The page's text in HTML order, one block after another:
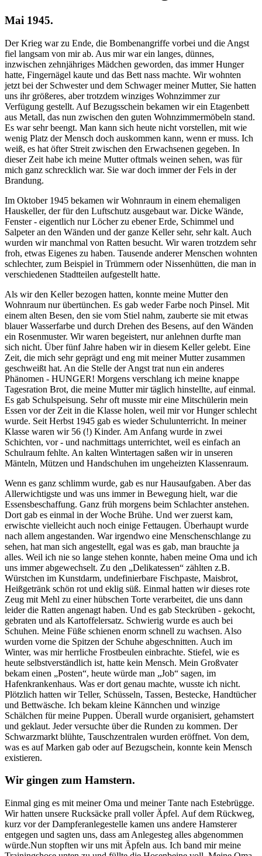
Mai 1945.
Der Krieg war zu Ende, die Bombenangriffe vorbei und die Angst
fiel langsam von mir ab. Aus mir war ein langes, dünnes,
inzwischen zehnjähriges Mädchen geworden, das immer Hunger
hatte, Fingernägel kaute und das Bett nass machte. Wir wohnten
jetzt bei der Schwester und dem Schwager meiner Mutter, Sie hatten
uns ihr größeres, aber trotzdem winziges Wohnzimmer zur
Verfügung gestellt. Auf Bezugsschein bekamen wir ein Etagenbett
aus Metall, das nun zwischen den guten Wohnzimmermöbeln stand.
Es war sehr beengt. Man kann sich heute nicht vorstellen, mit wie
wenig Platz der Mensch doch auskommen kann, wenn er muss. Ich
weiß, es hat öfter Streit zwischen den Erwachsenen gegeben. In
dieser Zeit habe ich meine Mutter oftmals weinen sehen, was für
mich ganz schrecklich war. Sie war doch immer der Fels in der
Brandung.
Im Oktober 1945 bekamen wir Wohnraum in einem ehemaligen
Hauskeller, der für den Luftschutz ausgebaut war. Dicke Wände,
Fenster - eigentlich nur Löcher zu ebener Erde, Schimmel und
Salpeter an den Wänden und der ganze Keller sehr, sehr kalt. Auch
wurden wir manchmal von Ratten besucht. Wir waren trotzdem sehr
froh, etwas Eigenes zu haben. Tausende anderer Menschen wohnten
schlechter, zum Beispiel in Trümmern oder Nissenhütten, die man in
verschiedenen Stadtteilen aufgestellt hatte.
Als wir den Keller bezogen hatten, konnte meine Mutter den
Wohnraum nur übertünchen. Es gab weder Farbe noch Pinsel. Mit
einem alten Besen, den sie vom Stiel nahm, zauberte sie mit etwas
blauer Wasserfarbe und durch Drehen des Besens, auf den Wänden
ein Rosenmuster. Wir waren begeistert, nur anlehnen durfte man
sich nicht. Über fünf Jahre haben wir in diesem Keller gelebt. Eine
Zeit, die mich sehr geprägt und eng mit meiner Mutter zusammen
geschweißt hat. An die Stelle der Angst trat nun ein anderes
Phänomen - HUNGER! Morgens verschlang ich meine knappe
Tagesration Brot, die meine Mutter mir täglich hinstellte, auf einmal.
Es gab Schulspeisung. Sehr oft musste mir eine Mitschülerin mein
Essen vor der Zeit in die Klasse holen, weil mir vor Hunger schlecht
wurde. Seit Herbst 1945 gab es wieder Schulunterricht. In meiner
Klasse waren wir 56 (!) Kinder. Am Anfang wurde in zwei
Schichten, vor - und nachmittags unterrichtet, weil es einfach an
Schulraum fehlte. An kalten Wintertagen saßen wir in unseren
Mänteln, Mützen und Handschuhen im ungeheizten Klassenraum.
Wenn es ganz schlimm wurde, gab es nur Hausaufgaben. Aber das
Allerwichtigste und was uns immer in Bewegung hielt, war die
Essensbeschaffung. Ganz früh morgens beim Schlachter anstehen.
Dort gab es einmal in der Woche Brühe. Und wer zuerst kam,
erwischte vielleicht auch noch einige Fettaugen. Überhaupt wurde
nach allem angestanden. War irgendwo eine Menschenschlange zu
sehen, hat man sich angestellt, egal was es gab, man brauchte ja
alles. Weil ich nie so lange stehen konnte, haben meine Oma und ich
uns immer abgewechselt. Zu den
Delikatessen
zählten z.B.
Würstchen im Kunstdarm, undefinierbare Fischpaste, Maisbrot,
Heißgetränk schön rot und eklig süß. Einmal hatten wir dieses rote
Zeug mit Mehl zu einer hübschen Torte verarbeitet, die uns dann
leider die Ratten angenagt haben. Und es gab Steckrüben - gekocht,
gebraten und als Kartoffelersatz. Schwierig wurde es auch bei
Schuhen. Meine Füße schienen enorm schnell zu wachsen. Also
wurden vorne die Spitzen der Schuhe abgeschnitten. Auch im
Winter, was mir herrliche Frostbeulen einbrachte. Stiefel, wie es
heute selbstverständlich ist, hatte kein Mensch. Mein Großvater
bekam einen
Posten , heute würde man Job
sagen, im
Hafenkrankenhaus. Was er dort genau machte, wusste ich nicht.
Plötzlich hatten wir Teller, Schüsseln, Tassen, Bestecke, Handtücher
und Bettwäsche. Ich bekam kleine Kännchen und winzige
Schälchen für meine Puppen. Überall wurde organisiert, gehamstert
und geklaut. Jeder versuchte über die Runden zu kommen. Der
Schwarzmarkt blühte, Tauschzentralen wurden eröffnet. Von dem,
was es auf Marken gab oder auf Bezugschein, konnte kein Mensch
existieren.
Wir gingen zum Hamstern.
Einmal ging es mit meiner Oma und meiner Tante nach Estebrügge.
Wir hatten unsere Rucksäcke prall voller Äpfel. Auf dem Rückweg,
kurz vor der Dampferanlegestelle kamen uns andere Hamsterer
entgegen und sagten uns, dass am Anlegesteg alles abgenommen
würde.Nun stopften wir uns mit Äpfeln aus. Ich band mir meine